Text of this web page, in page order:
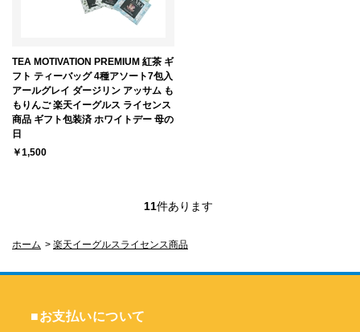
TEA MOTIVATION PREMIUM 紅茶 ギ
フト ティーバッグ 4種アソート7包入
アールグレイ ダージリン アッサム も
もりんご 楽天イーグルス ライセンス
商品 ギフト包装済 ホワイトデー 母の
日
￥1,500
11件あります
ホーム > 楽天イーグルスライセンス商品
■お支払いについて